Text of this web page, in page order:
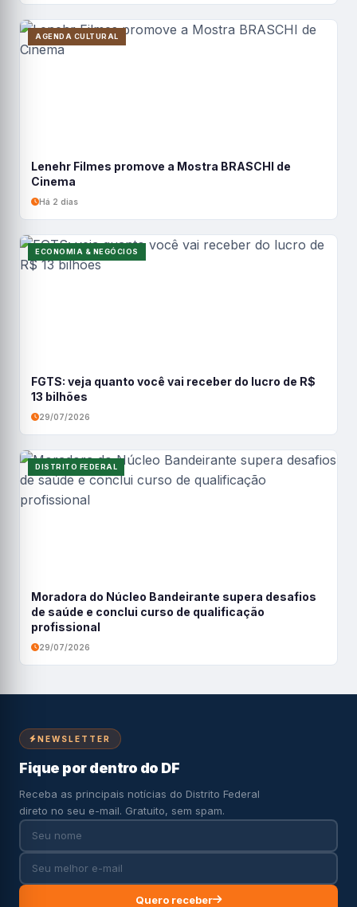
AGENDA CULTURAL
Lenehr Filmes promove a Mostra BRASCHI de
Cinema
Há 2 dias
ECONOMIA & NEGÓCIOS
FGTS: veja quanto você vai receber do lucro de R$
13 bilhões
29/07/2026
DISTRITO FEDERAL
Moradora do Núcleo Bandeirante supera desafios
de saúde e conclui curso de qualificação
profissional
29/07/2026
NEWSLETTER
Fique por dentro do DF
Receba as principais notícias do Distrito Federal
direto no seu e-mail. Gratuito, sem spam.
Quero receber